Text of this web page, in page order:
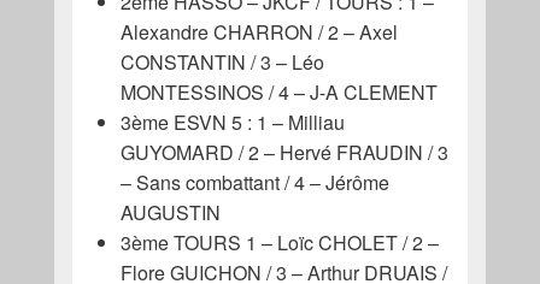
Alexandre CHARRON / 2 – Axel
CONSTANTIN / 3 – Léo
MONTESSINOS / 4 – J-A CLEMENT
3ème ESVN 5 : 1 – Milliau
GUYOMARD / 2 – Hervé FRAUDIN / 3
– Sans combattant / 4 – Jérôme
AUGUSTIN
3ème TOURS 1 – Loïc CHOLET / 2 –
Flore GUICHON / 3 – Arthur DRUAIS /